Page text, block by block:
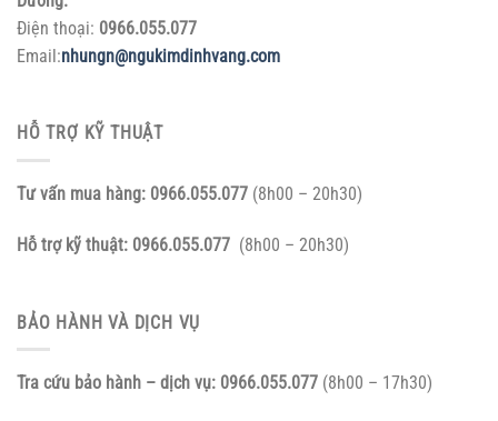
Điện thoại: 0966.055.077
Email:nhungn@ngukimdinhvang.com
HỖ TRỢ KỸ THUẬT
Tư vấn mua hàng: 0966.055.077 (8h00 – 20h30)
Hỗ trợ kỹ thuật: 0966.055.077 (8h00 – 20h30)
BẢO HÀNH VÀ DỊCH VỤ
Tra cứu bảo hành – dịch vụ: 0966.055.077 (8h00 – 17h30)